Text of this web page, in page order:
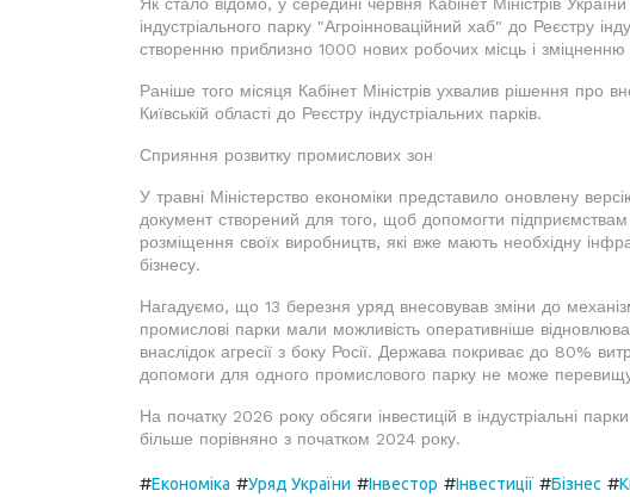
Як стало відомо, у середині червня Кабінет Міністрів
індустріального парку "Агроінноваційний хаб" до Реєстру
створенню приблизно 1000 нових робочих місць і
Раніше того місяця Кабінет Міністрів ухвалив рішення про
Київській області до Реєстру індустріальних парків.
Сприяння розвитку промислових зон
У травні Міністерство економіки представило оновлену
документ створений для того, щоб допомогти
розміщення своїх виробництв, які вже мають необхідну
бізнесу.
Нагадуємо, що 13 березня уряд внесовував зміни до
промислові парки мали можливість оперативніше
внаслідок агресії з боку Росії. Держава покриває до 80%
допомоги для одного промислового парку не може
На початку 2026 року обсяги інвестицій в індустріальні
більше порівняно з початком 2024 року.
#Економіка #Уряд України #Інвестор #Інвестиції #Бізнес #